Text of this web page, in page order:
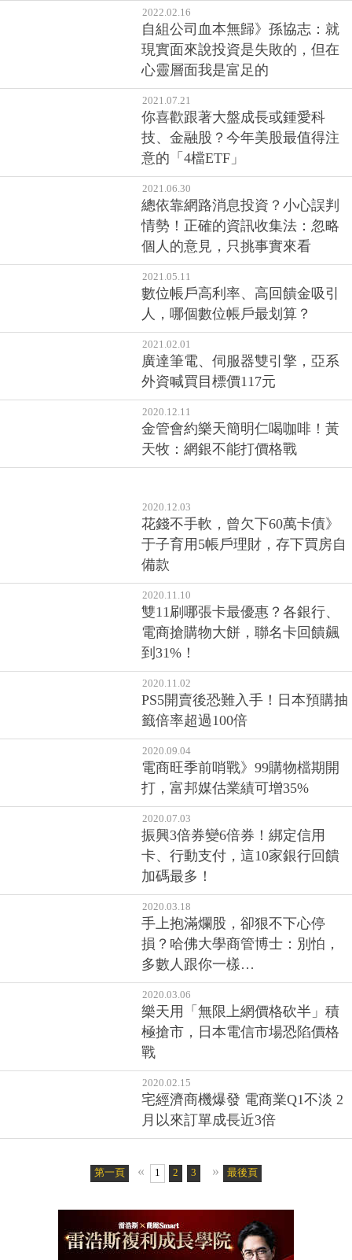
2022.02.16
自組公司血本無歸》孫協志：就
現實面來說投資是失敗的，但在
心靈層面我是富足的
2021.07.21
你喜歡跟著大盤成長或鍾愛科
技、金融股？今年美股最值得注
意的「4檔ETF」
2021.06.30
總依靠網路消息投資？小心誤判
情勢！正確的資訊收集法：忽略
個人的意見，只挑事實來看
2021.05.11
數位帳戶高利率、高回饋金吸引
人，哪個數位帳戶最划算？
2021.02.01
廣達筆電、伺服器雙引擎，亞系
外資喊買目標價117元
2020.12.11
金管會約樂天簡明仁喝咖啡！黃
天牧：網銀不能打價格戰
2020.12.03
花錢不手軟，曾欠下60萬卡債》
于子育用5帳戶理財，存下買房自
備款
2020.11.10
雙11刷哪張卡最優惠？各銀行、
電商搶購物大餅，聯名卡回饋飆
到31%！
2020.11.02
PS5開賣後恐難入手！日本預購抽
籤倍率超過100倍
2020.09.04
電商旺季前哨戰》99購物檔期開
打，富邦媒估業績可增35%
2020.07.03
振興3倍券變6倍券！綁定信用
卡、行動支付，這10家銀行回饋
加碼最多！
2020.03.18
手上抱滿爛股，卻狠不下心停
損？哈佛大學商管博士：別怕，
多數人跟你一樣…
2020.03.06
樂天用「無限上網價格砍半」積
極搶市，日本電信市場恐陷價格
戰
2020.02.15
宅經濟商機爆發 電商業Q1不淡 2
月以來訂單成長近3倍
第一頁 « 1 2 3 » 最後頁